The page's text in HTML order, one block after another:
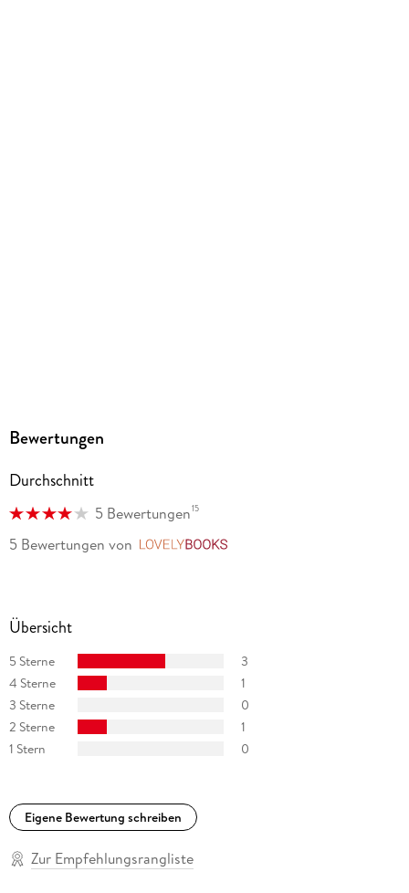
Bewertungen
Durchschnitt
5 Bewertungen15
5 Bewertungen von
Übersicht
5 Sterne
3
4 Sterne
1
3 Sterne
0
2 Sterne
1
1 Stern
0
Eigene Bewertung schreiben
Zur Empfehlungsrangliste